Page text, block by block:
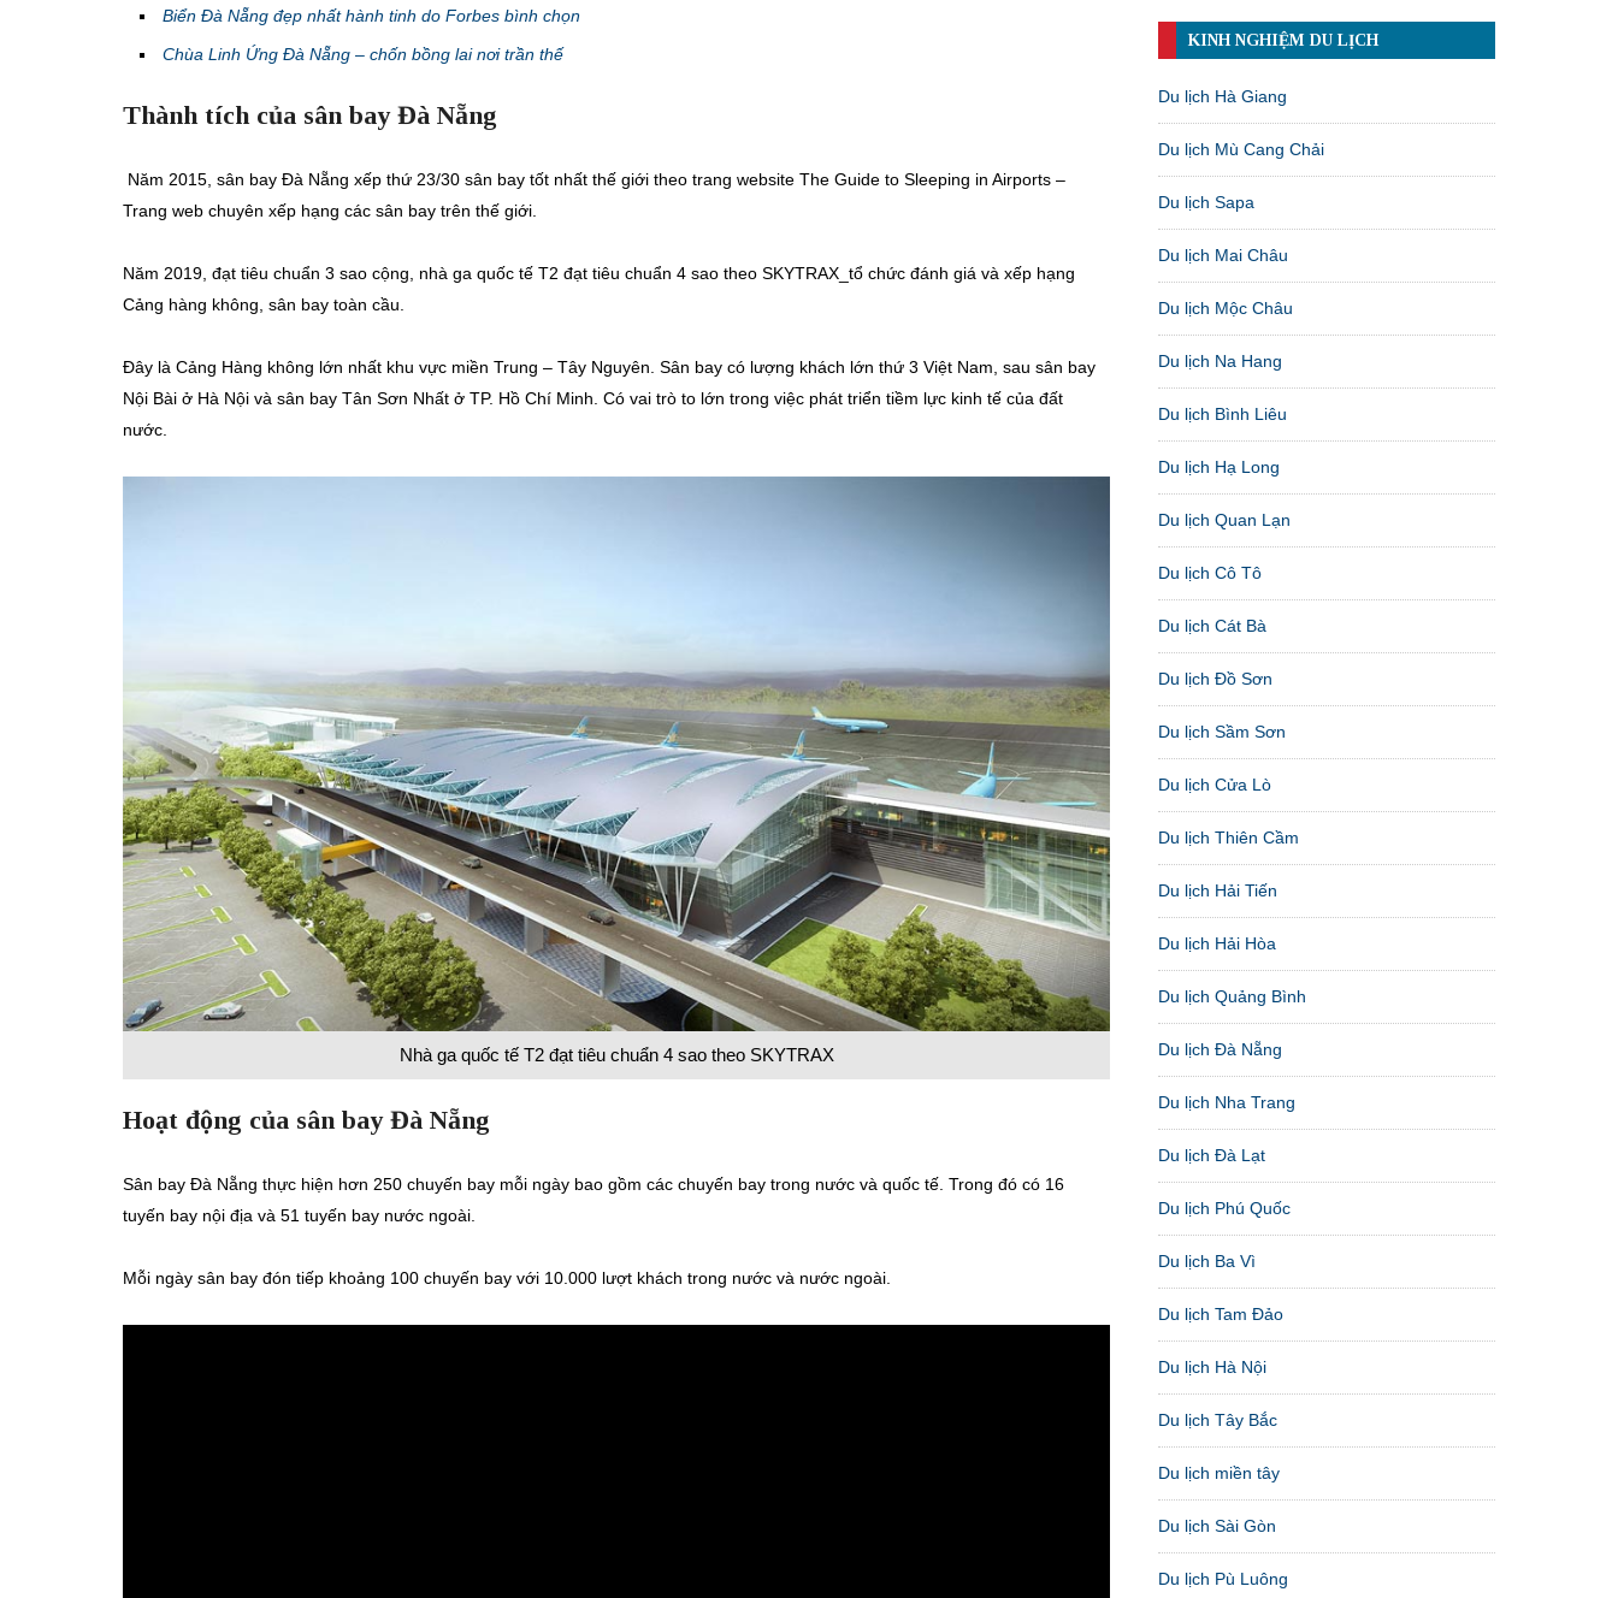
Biển Đà Nẵng đẹp nhất hành tinh do Forbes bình chọn
Chùa Linh Ứng Đà Nẵng – chốn bồng lai nơi trần thế
Thành tích của sân bay Đà Nẵng
Năm 2015, sân bay Đà Nẵng xếp thứ 23/30 sân bay tốt nhất thế giới theo trang website The Guide to Sleeping in Airports –
Trang web chuyên xếp hạng các sân bay trên thế giới.
Năm 2019, đạt tiêu chuẩn 3 sao cộng, nhà ga quốc tế T2 đạt tiêu chuẩn 4 sao theo SKYTRAX­_tổ chức đán‎h giá và xếp hạng
Cảng hàng không, sân bay toàn cầu.
Đây là Cảng Hàng không lớn nhất khu vực miền Trung – Tây Nguyên. Sân bay có lượng khách lớn thứ 3 Việt Nam, sau sân bay
Nội Bài ở Hà Nội và sân bay Tân Sơn Nhất ở TP. Hồ Chí Minh. Có vai trò to lớn trong việc phát triển tiềm lực kinh tế của đất
nước.
Nhà ga quốc tế T2 đạt tiêu chuẩn 4 sao theo SKYTRAX
Hoạt động của sân bay Đà Nẵng
Sân bay Đà Nẵng thực hiện hơn 250 chuyến bay mỗi ngày bao gồm các chuyến bay trong nước và quốc tế. Trong đó có 16
tuyến bay nội địa và 51 tuyến bay nước ngoài.
Mỗi ngày sân bay đón tiếp khoảng 100 chuyến bay với 10.000 lượt khách trong nước và nước ngoài.
KINH NGHIỆM DU LỊCH
Du lịch Hà Giang
Du lịch Mù Cang Chải
Du lịch Sapa
Du lịch Mai Châu
Du lịch Mộc Châu
Du lịch Na Hang
Du lịch Bình Liêu
Du lịch Hạ Long
Du lịch Quan Lạn
Du lịch Cô Tô
Du lịch Cát Bà
Du lịch Đồ Sơn
Du lịch Sầm Sơn
Du lịch Cửa Lò
Du lịch Thiên Cầm
Du lịch Hải Tiến
Du lịch Hải Hòa
Du lịch Quảng Bình
Du lịch Đà Nẵng
Du lịch Nha Trang
Du lịch Đà Lạt
Du lịch Phú Quốc
Du lịch Ba Vì
Du lịch Tam Đảo
Du lịch Hà Nội
Du lịch Tây Bắc
Du lịch miền tây
Du lịch Sài Gòn
Du lịch Pù Luông